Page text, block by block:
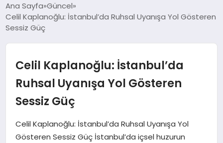
DÜNYA
MAGAZIN
SAĞLIK
Ana Sayfa Güncel
Celil Kaplanoğlu: İstanbul’da Ruhsal Uyanışa Yol Gösteren
Sessiz Güç
Celil Kaplanoğlu: İstanbul’da
Ruhsal Uyanışa Yol Gösteren
Sessiz Güç
Celil Kaplanoğlu: İstanbul’da Ruhsal Uyanışa Yol
Gösteren Sessiz Güç İstanbul’da içsel huzurun